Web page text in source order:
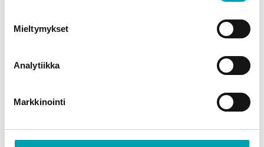
Mieltymykset
Analytiikka
Markkinointi